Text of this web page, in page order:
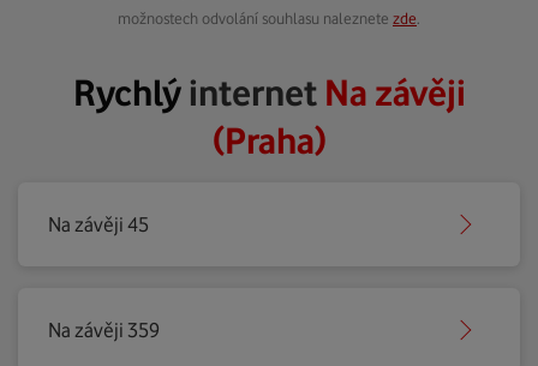
možnostech odvolání souhlasu naleznete zde
Rychlýinternet Na závěji
(Praha)
Na závěji 45
Na závěji 359